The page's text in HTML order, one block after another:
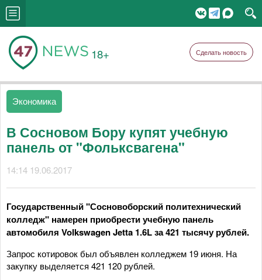
18+ Сделать новость
Экономика
В Сосновом Бору купят учебную
панель от "Фольксвагена"
14:14 19.06.2017
Государственный "Сосновоборский политехнический
колледж" намерен приобрести учебную панель
автомобиля Volkswagen Jetta 1.6L за 421 тысячу рублей.
Запрос котировок был объявлен колледжем 19 июня. На
закупку выделяется 421 120 рублей.